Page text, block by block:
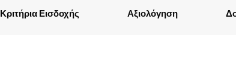
Κριτήρια Εισδοχής Αξιολόγηση